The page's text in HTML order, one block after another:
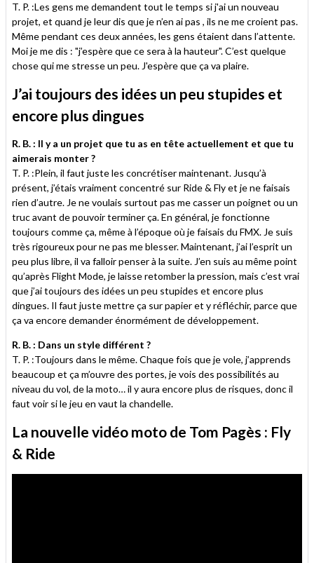
T. P. :Les gens me demandent tout le temps si j'ai un nouveau
projet, et quand je leur dis que je n’en ai pas , ils ne me croient pas.
Même pendant ces deux années, les gens étaient dans l’attente.
Moi je me dis : "j’espère que ce sera à la hauteur". C’est quelque
chose qui me stresse un peu. J'espère que ça va plaire.
J’ai toujours des idées un peu stupides et
encore plus dingues
R. B. : Il y a un projet que tu as en tête actuellement et que tu
aimerais monter ?
T. P. :Plein, il faut juste les concrétiser maintenant. Jusqu’à
présent, j’étais vraiment concentré sur Ride & Fly et je ne faisais
rien d’autre. Je ne voulais surtout pas me casser un poignet ou un
truc avant de pouvoir terminer ça. En général, je fonctionne
toujours comme ça, même à l’époque où je faisais du FMX. Je suis
très rigoureux pour ne pas me blesser. Maintenant, j’ai l’esprit un
peu plus libre, il va falloir penser à la suite. J’en suis au même point
qu’après Flight Mode, je laisse retomber la pression, mais c’est vrai
que j’ai toujours des idées un peu stupides et encore plus
dingues. Il faut juste mettre ça sur papier et y réfléchir, parce que
ça va encore demander énormément de développement.
R. B. : Dans un style différent ?
T. P. :Toujours dans le même. Chaque fois que je vole, j’apprends
beaucoup et ça m’ouvre des portes, je vois des possibilités au
niveau du vol, de la moto… il y aura encore plus de risques, donc il
faut voir si le jeu en vaut la chandelle.
La nouvelle vidéo moto de Tom Pagès : Fly
& Ride